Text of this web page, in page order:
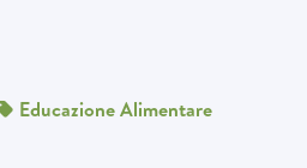
Educazione Alimentare